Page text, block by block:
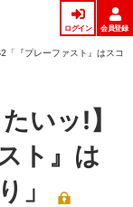
ログイン 会員登録
「『プレーファスト』はスコ
いッ!】
ト』は
」